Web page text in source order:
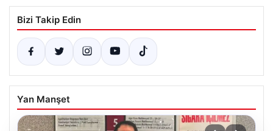
Bizi Takip Edin
Yan Manşet